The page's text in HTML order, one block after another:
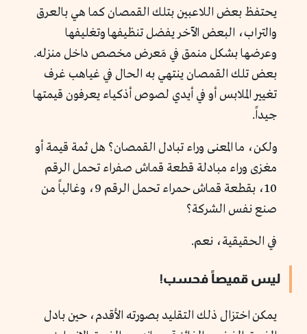
يحتفظ بعض اللاعبين بتلك القمصان كما هي بالعرق
والتراب، البعض الآخر يفضل تنظيفها وتغليفها
وعرضها بشكل منمق في مَعرض مخصص داخل منزله.
بعض تلك القمصان ينتهي به الحال في غياهب غرف
تغيير الملابس أو في أيدي لصوص أذكياء يعرفون قيمتها
جيداً.
ولكن، ما المعنى وراء تبادل القمصان؟ هل ثمة قيمة أو
مغزى وراء مبادلة قطعة قماش صفراء تحمل الرقم
10، بقطعة قماش حمراء تحمل الرقم 9، وغالباً من
صنع نفس الشركة؟
في الحقيقية، نعم.
ليس قميصاً فحسب!
يمكن اختزال ذلك التقليد بصورته الأقدم، حين بادل